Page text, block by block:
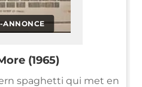
ANNONCE
(1965)
spaghetti qui met en